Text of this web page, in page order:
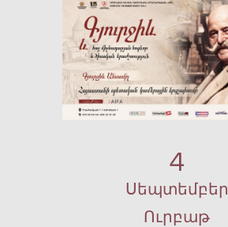
4
Սեպտեմբեր
Ուրբաթ